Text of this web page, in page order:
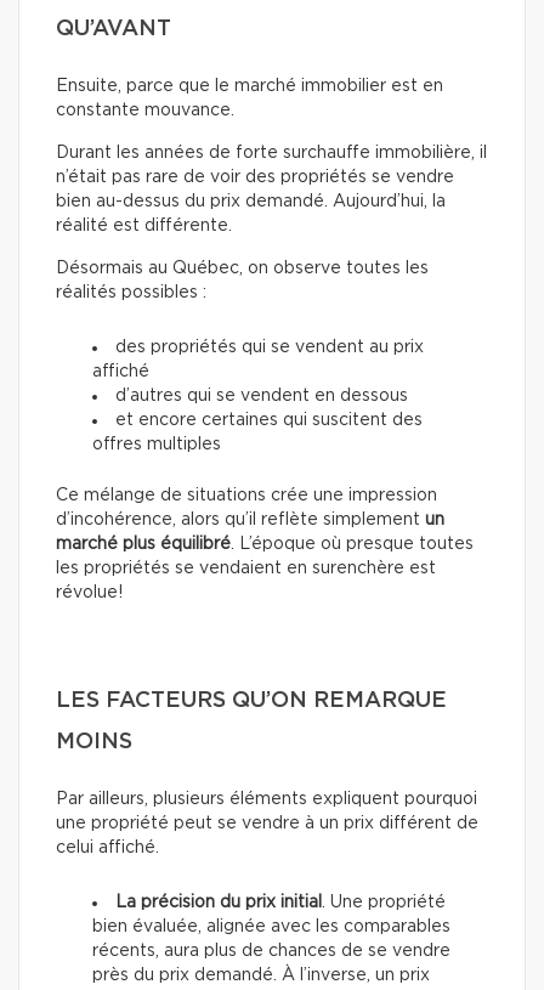
QU’AVANT
Ensuite, parce que le marché immobilier est en
constante mouvance.
Durant les années de forte surchauffe immobilière, il
n’était pas rare de voir des propriétés se vendre
bien au-dessus du prix demandé. Aujourd’hui, la
réalité est différente.
Désormais au Québec, on observe toutes les
réalités possibles :
des propriétés qui se vendent au prix
affiché
d’autres qui se vendent en dessous
et encore certaines qui suscitent des
offres multiples
Ce mélange de situations crée une impression
d’incohérence, alors qu’il reflète simplement un
marché plus équilibré. L’époque où presque toutes
les propriétés se vendaient en surenchère est
révolue!
LES FACTEURS QU’ON REMARQUE
MOINS
Par ailleurs, plusieurs éléments expliquent pourquoi
une propriété peut se vendre à un prix différent de
celui affiché.
La précision du prix initial . Une propriété
bien évaluée, alignée avec les comparables
récents, aura plus de chances de se vendre
près du prix demandé. À l’inverse, un prix